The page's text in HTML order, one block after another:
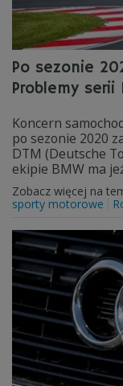
Po sezonie
Problemy serii
Koncern
po sezonie 2020
DTM (Deutsche
ekipie BMW ma
Zobacz więcej na
sporty motorowe